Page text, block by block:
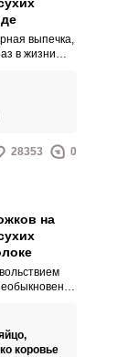
выпечка,
в жизни
28353 0
на
получается
и
коровье